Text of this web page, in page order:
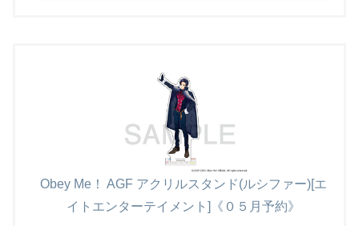
Obey Me！ AGF アクリルスタンド(ルシファー)[エ
イトエンターテイメント]《０５月予約》